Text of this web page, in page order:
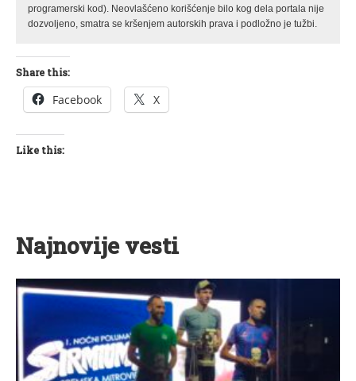
programerski kod). Neovlašćeno korišćenje bilo kog dela portala nije
dozvoljeno, smatra se kršenjem autorskih prava i podložno je tužbi.
Share this:
Facebook X
Like this:
Najnovije vesti